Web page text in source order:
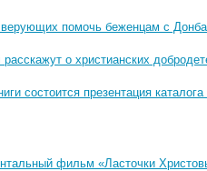
помочь беженцам с
о христианских
состоится презентация
фильм «Ласточки